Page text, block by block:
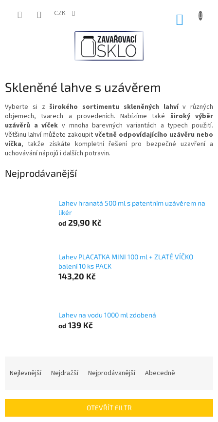
CZK
Skleněné lahve s uzávěrem
Vyberte si z širokého sortimentu skleněných lahvív různých
objemech, tvarech a provedeních. Nabízíme také široký výběr
uzávěrů a víček v mnoha barevných variantách a typech použití.
Většinu lahví můžete zakoupit včetně odpovídajícího uzávěru nebo
víčka, takže získáte kompletní řešení pro bezpečné uzavření a
uchovávání nápojů i dalších potravin.
Nejprodávanější
Lahev hranatá 500 ml s patentním uzávěrem na
likér
od 29,90 Kč
Lahev PLACATKA MINI 100 ml + ZLATÉ VÍČKO
balení 10 ks PACK
143,20 Kč
Lahev na vodu 1000 ml zdobená
od 139 Kč
í
Nejlevnější Nejdražší Nejprodávanější Abecedně
OTEVŘÍT FILTR